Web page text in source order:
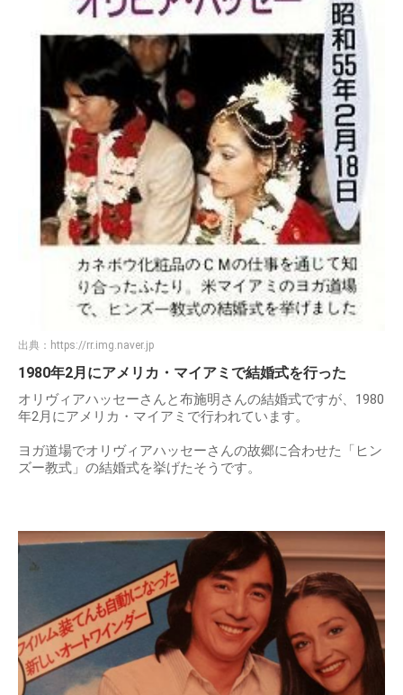
出典： https://rr.img.naver.jp
1980年2月にアメリカ・マイアミで結婚式を行った
オリヴィアハッセーさんと布施明さんの結婚式ですが、1980
年2月にアメリカ・マイアミで行われています。
ヨガ道場でオリヴィアハッセーさんの故郷に合わせた「ヒン
ズー教式」の結婚式を挙げたそうです。